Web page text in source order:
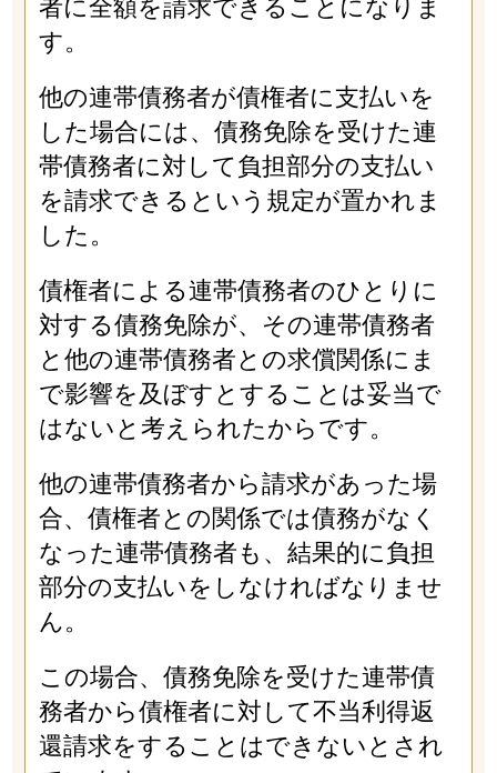
者に全額を請求できることになりま
す。
他の連帯債務者が債権者に支払いを
した場合には、債務免除を受けた連
帯債務者に対して負担部分の支払い
を請求できるという規定が置かれま
した。
債権者による連帯債務者のひとりに
対する債務免除が、その連帯債務者
と他の連帯債務者との求償関係にま
で影響を及ぼすとすることは妥当で
はないと考えられたからです。
他の連帯債務者から請求があった場
合、債権者との関係では債務がなく
なった連帯債務者も、結果的に負担
部分の支払いをしなければなりませ
ん。
この場合、債務免除を受けた連帯債
務者から債権者に対して不当利得返
還請求をすることはできないとされ